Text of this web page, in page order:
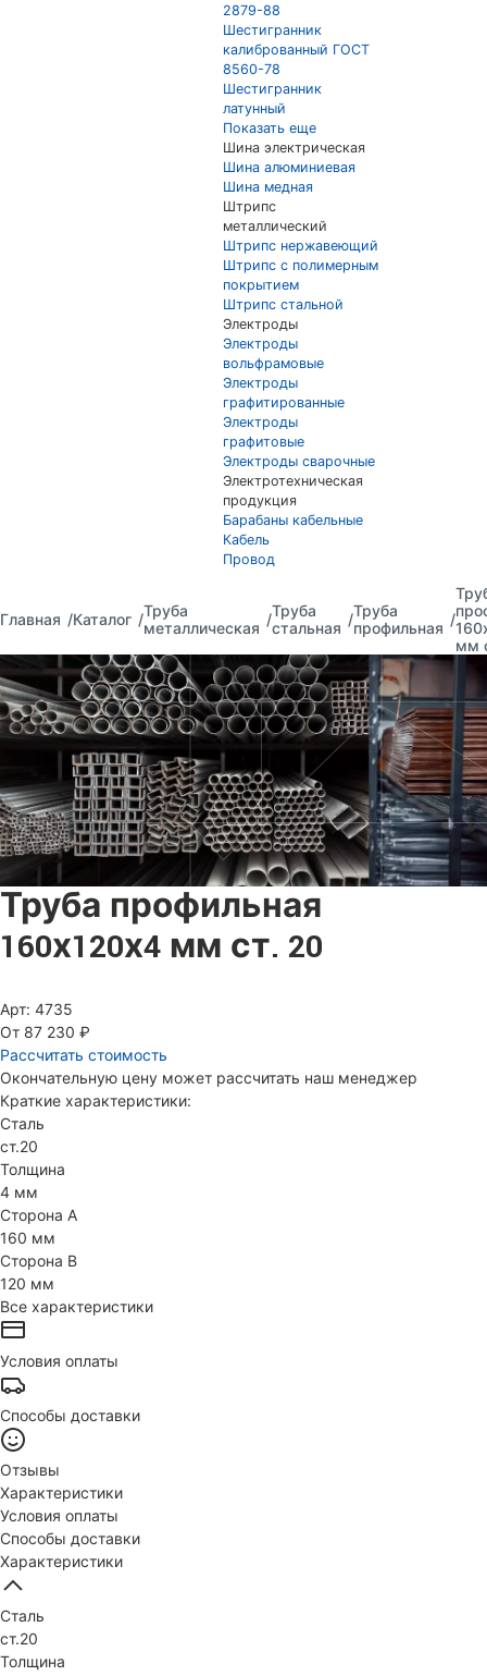
2879-88
Шестигранник
калиброванный ГОСТ
8560-78
Шестигранник
латунный
Показать еще
Шина электрическая
Шина алюминиевая
Шина медная
Штрипс
металлический
Штрипс нержавеющий
Штрипс с полимерным
покрытием
Штрипс стальной
Электроды
Электроды
вольфрамовые
Электроды
графитированные
Электроды
графитовые
Электроды сварочные
Электротехническая
продукция
Барабаны кабельные
Кабель
Провод
Главная Каталог
Труба
металлическая
Труба
стальная
Труба
профильная
мм
Труба профильная
160х120х4 мм ст. 20
Арт: 4735
От 87 230 ₽
Рассчитать стоимость
Окончательную цену может рассчитать наш менеджер
Краткие характеристики:
Сталь
ст.20
Толщина
4 мм
Сторона А
160 мм
Сторона В
120 мм
Все характеристики
Условия оплаты
Способы доставки
Отзывы
Характеристики
Условия оплаты
Способы доставки
Характеристики
Сталь
ст.20
Толщина